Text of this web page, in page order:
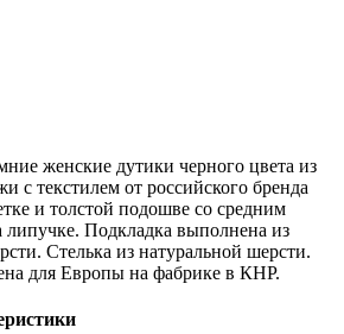
женские дутики черного цвета из
с текстилем от российского бренда
и толстой подошве со средним
липучке. Подкладка выполнена из
Стелька из натуральной шерсти.
для Европы на фабрике в КНР.